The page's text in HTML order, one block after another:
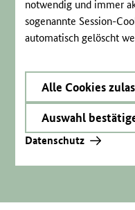
notwendig und immer
sogenannte Session-
automatisch gelöscht
Alle Cookies
Auswahl
Datenschutz